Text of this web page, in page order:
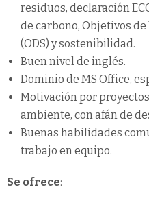
residuos, declaración
de carbono, Objetivos
(ODS) y sostenibilidad.
Buen nivel de inglés.
Dominio de MS Office,
Motivación por
ambiente, con afán de
Buenas habilidades
trabajo en equipo.
Se ofrece: